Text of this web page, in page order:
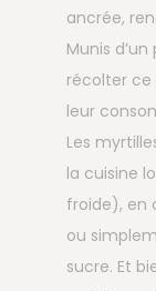
ancrée,
Munis
récolter
leur
Les
la cuisine
froide), en
ou
sucre. Et